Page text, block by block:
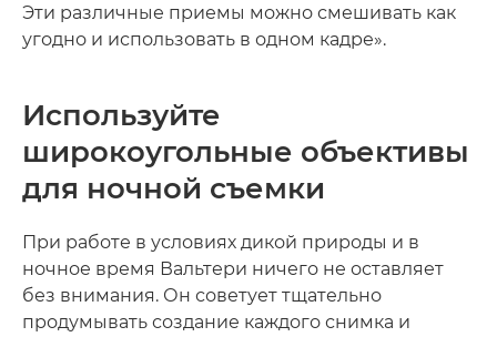
Эти различные приемы можно смешивать как
угодно и использовать в одном кадре».
Используйте
широкоугольные объективы
для ночной съемки
При работе в условиях дикой природы и в
ночное время Вальтери ничего не оставляет
без внимания. Он советует тщательно
продумывать создание каждого снимка и